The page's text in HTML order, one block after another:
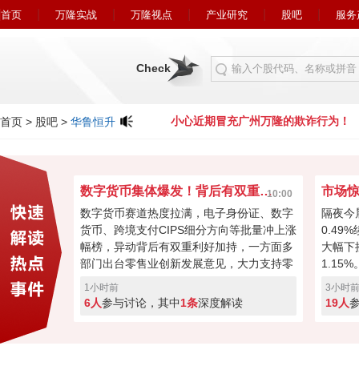
首页 万隆实战 万隆视点 产业研究 股吧 服
Check
首页 > 股吧 > 华鲁恒升
州万隆的欺诈行为！ 小心近期冒充广州万隆的欺诈行为！
数字货币集体爆发！背后有双重利好加持？10:00
数字货币赛道热度拉满，电子身份证、数字
货币、跨境支付CIPS细分方向等批量冲上涨
幅榜，异动背后有双重利好加持，一方面多
部门出台零售业创新发展意见，大力支持零
售行业数字化改造；另一方面非洲首个人民
币联合清算行正式落地，CIPS 跨境交易迎
1小时前
6人参与讨论，其中1条深度解读
隔夜今
0.49%
大幅下
1.15%
将要
上中
3小时前
19人